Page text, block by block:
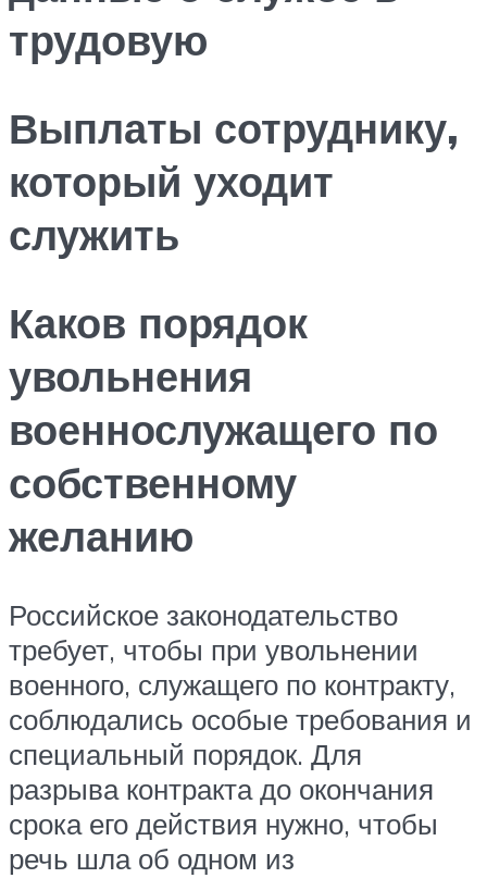
трудовую
Выплаты сотруднику,
который уходит
служить
Каков порядок
увольнения
военнослужащего по
собственному
желанию
Российское законодательство
требует, чтобы при увольнении
военного, служащего по контракту,
соблюдались особые требования и
специальный порядок. Для
разрыва контракта до окончания
срока его действия нужно, чтобы
речь шла об одном из